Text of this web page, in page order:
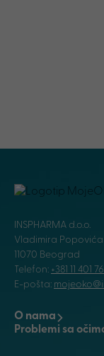
INSPHARMA d.o.o.
Vladimira Popovića
11070 Beograd
Telefon: +381 11 401
E-pošta:
O nama
Problemi sa